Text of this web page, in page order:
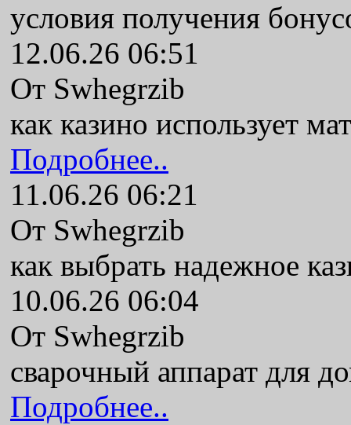
условия получения
12.06.26 06:51
От Swhegrzib
как казино использует
Подробнее..
11.06.26 06:21
От Swhegrzib
как выбрать надежное
10.06.26 06:04
От Swhegrzib
сварочный аппарат для
Подробнее..